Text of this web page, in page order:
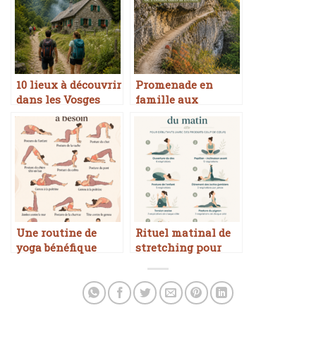
10 lieux à découvrir
dans les Vosges
pour un voyage
inoubliable
Promenade en
famille aux
cascades de
Pontaix
Une routine de
yoga bénéfique
Rituel matinal de
stretching pour